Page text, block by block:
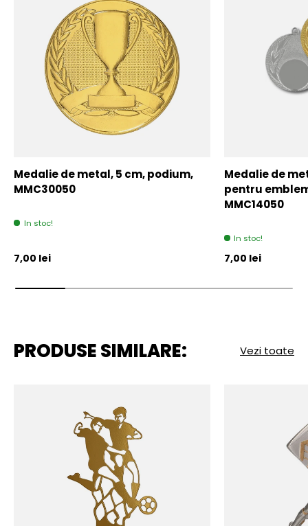
Medalie de metal, 5 cm, podium,
MMC30050
In stoc!
Pret initial
7,00 lei
Medalie de
pentru
MMC14050
In stoc!
Pret initial
7,00 lei
PRODUSE SIMILARE: Vezi toate